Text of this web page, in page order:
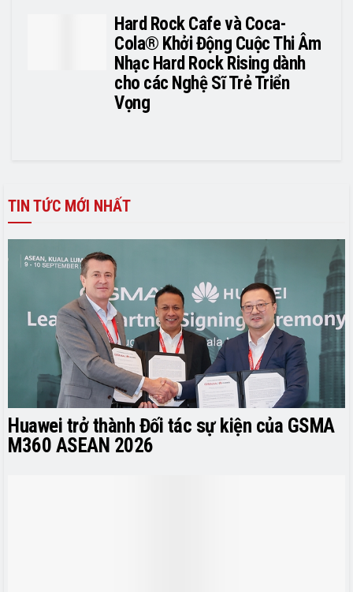
Hard Rock Cafe và Coca-
Cola® Khởi Động Cuộc Thi Âm
Nhạc Hard Rock Rising dành
cho các Nghệ Sĩ Trẻ Triển
Vọng
TIN TỨC MỚI NHẤT
Huawei trở thành Đối tác sự kiện của GSMA
M360 ASEAN 2026